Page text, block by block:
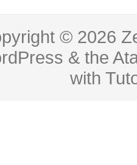
© 2026
& the
with